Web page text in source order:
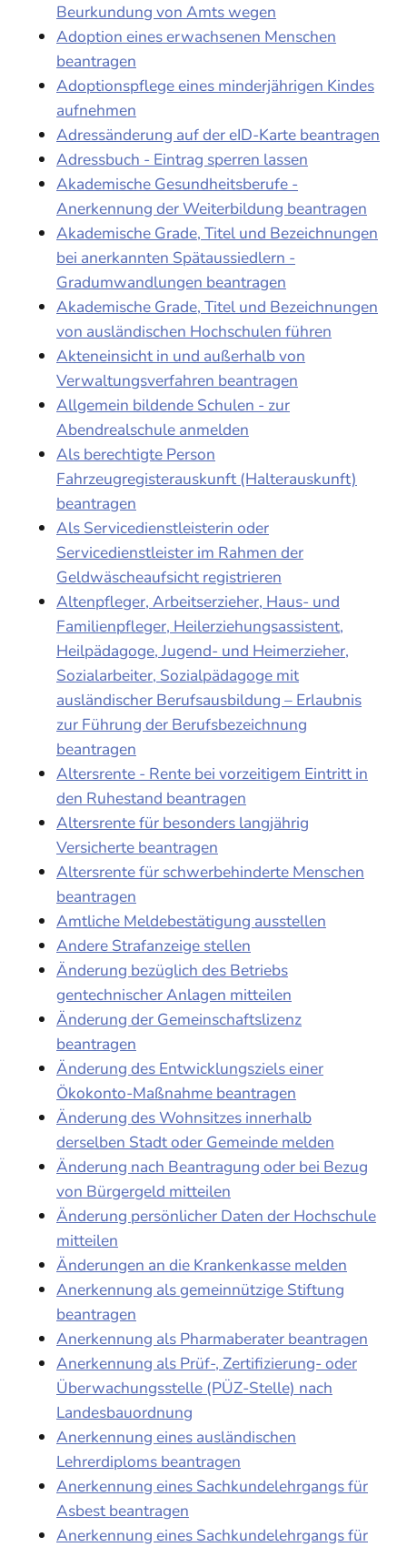
Beurkundung von Amts wegen
Adoption eines erwachsenen Menschen
beantragen
Adoptionspflege eines minderjährigen Kindes
aufnehmen
Adressänderung auf der eID-Karte beantragen
Adressbuch - Eintrag sperren lassen
Akademische Gesundheitsberufe -
Anerkennung der Weiterbildung beantragen
Akademische Grade, Titel und Bezeichnungen
bei anerkannten Spätaussiedlern -
Gradumwandlungen beantragen
Akademische Grade, Titel und Bezeichnungen
von ausländischen Hochschulen führen
Akteneinsicht in und außerhalb von
Verwaltungsverfahren beantragen
Allgemein bildende Schulen - zur
Abendrealschule anmelden
Als berechtigte Person
Fahrzeugregisterauskunft (Halterauskunft)
beantragen
Als Servicedienstleisterin oder
Servicedienstleister im Rahmen der
Geldwäscheaufsicht registrieren
Altenpfleger, Arbeitserzieher, Haus- und
Familienpfleger, Heilerziehungsassistent,
Heilpädagoge, Jugend- und Heimerzieher,
Sozialarbeiter, Sozialpädagoge mit
ausländischer Berufsausbildung – Erlaubnis
zur Führung der Berufsbezeichnung
beantragen
Altersrente - Rente bei vorzeitigem Eintritt in
den Ruhestand beantragen
Altersrente für besonders langjährig
Versicherte beantragen
Altersrente für schwerbehinderte Menschen
beantragen
Amtliche Meldebestätigung ausstellen
Andere Strafanzeige stellen
Änderung bezüglich des Betriebs
gentechnischer Anlagen mitteilen
Änderung der Gemeinschaftslizenz
beantragen
Änderung des Entwicklungsziels einer
Ökokonto-Maßnahme beantragen
Änderung des Wohnsitzes innerhalb
derselben Stadt oder Gemeinde melden
Änderung nach Beantragung oder bei Bezug
von Bürgergeld mitteilen
Änderung persönlicher Daten der Hochschule
mitteilen
Änderungen an die Krankenkasse melden
Anerkennung als gemeinnützige Stiftung
beantragen
Anerkennung als Pharmaberater beantragen
Anerkennung als Prüf-, Zertifizierung- oder
Überwachungsstelle (PÜZ-Stelle) nach
Landesbauordnung
Anerkennung eines ausländischen
Lehrerdiploms beantragen
Anerkennung eines Sachkundelehrgangs für
Asbest beantragen
Anerkennung eines Sachkundelehrgangs für